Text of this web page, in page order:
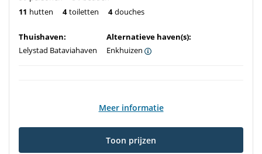
11 hutten 4 toiletten 4 douches
Thuishaven:
Lelystad Bataviahaven
Alternatieve haven(s):
Enkhuizen
Meer informatie
Toon prijzen